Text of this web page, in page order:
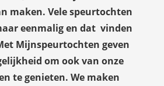
maken. Vele speurtochten
eenmalig en dat vinden
Mijnspeurtochten geven
om ook van onze
te genieten. We maken